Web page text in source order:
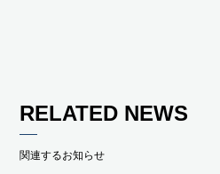
RELATED NEWS
関連するお知らせ